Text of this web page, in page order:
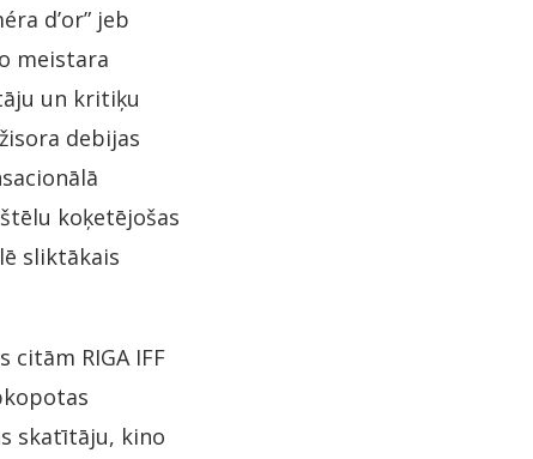
d’or” jeb
meistara
un kritiķu
debijas
koķetējošas
sliktākais
citām RIGA IFF
skatītāju, kino